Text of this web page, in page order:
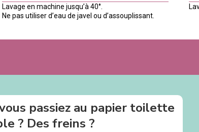
Lavage en machine jusqu’à 40°.
Ne pas utiliser d’eau de javel ou d’assouplissant.
passiez au papier toilette
? Des freins ?